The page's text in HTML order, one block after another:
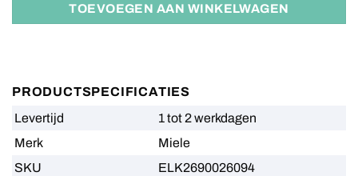
TOEVOEGEN AAN WINKELWAGEN
PRODUCTSPECIFICATIES
Levertijd
1 tot 2 werkdagen
Merk
Miele
SKU
ELK2690026094